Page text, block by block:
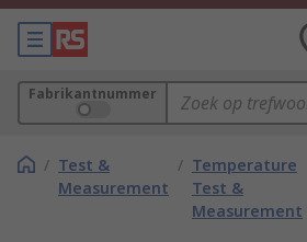
Fabrikantnummer
/ Test &
Measurement
/ Temperature
Test &
Measurement